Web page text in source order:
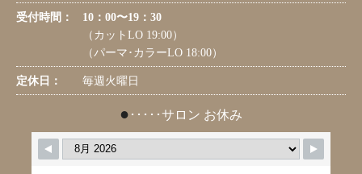
受付時間：
10：00〜19：30
（カットLO 19:00）
（パーマ･カラーLO 18:00）
定休日： 毎週火曜日
● ･････サロン お休み